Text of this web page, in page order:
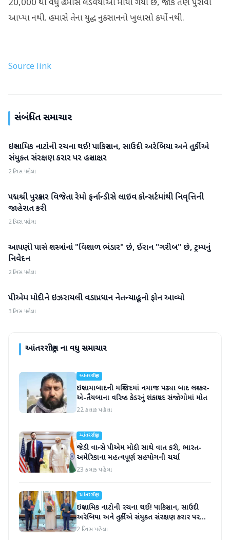
20,000 થી વધુ હમાસ લડવૈયાઓ માર્યા ગયા છે, જોકે તેણે પુરાવા
આપ્યા નથી. હમાસે તેના યુદ્ધ નુકસાનનો ખુલાસો કર્યો નથી.
Source link
સંબંધિત સમાચાર
આંતરરાષ્ટ્રીય
ઇસ્લામિક નાટોની રચના થઈ! પાકિસ્તાન, સાઉદી અરેબિયા અને તુર્કીએ
સંયુક્ત સંરક્ષણ કરાર પર હસ્તાક્ષર
2 દિવસ પહેલા
આંતરરાષ્ટ્રીય
પદ્મશ્રી પુરસ્કાર વિજેતા રેમો ફર્નાન્ડીસે લાઇવ કોન્સર્ટમાંથી નિવૃત્તિની
જાહેરાત કરી
2 દિવસ પહેલા
આંતરરાષ્ટ્રીય
આપણી પાસે શસ્ત્રોનો "વિશાળ ભંડાર" છે, ઈરાન "ગરીબ" છે, ટ્રમ્પનું
નિવેદન
2 દિવસ પહેલા
આંતરરાષ્ટ્રીય
પીએમ મોદીને ઇઝરાયલી વડાપ્રધાન નેતન્યાહૂનો ફોન આવ્યો
3 દિવસ પહેલા
આંતરરાષ્ટ્રીયના વધુ સમાચાર
આંતરરાષ્ટ્રીય
ઇસ્લામાબાદની મસ્જિદમાં નમાજ પઢ્યા બાદ લશ્કર-
એ-તૈયબાના વરિષ્ઠ કેડરનું શંકાસ્પદ સંજોગોમાં મોત
22 કલાક પહેલા
આંતરરાષ્ટ્રીય
જેડી વાન્સે પીએમ મોદી સાથે વાત કરી, ભારત-
અમેરિકાના મહત્વપૂર્ણ સહયોગની ચર્ચા
23 કલાક પહેલા
આંતરરાષ્ટ્રીય
ઇસ્લામિક નાટોની રચના થઈ! પાકિસ્તાન, સાઉદી
અરેબિયા અને તુર્કીએ સંયુક્ત સંરક્ષણ કરાર પર
હસ્તાક્ષર
2 દિવસ પહેલા